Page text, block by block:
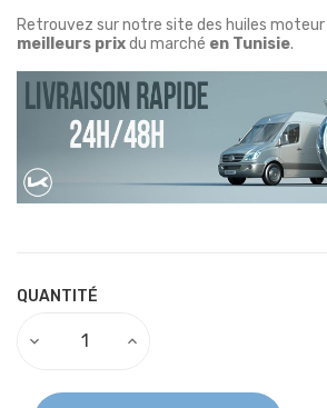
Retrouvez sur notre site des huiles
meilleurs prixdu marché en Tunisie.
QUANTITÉ